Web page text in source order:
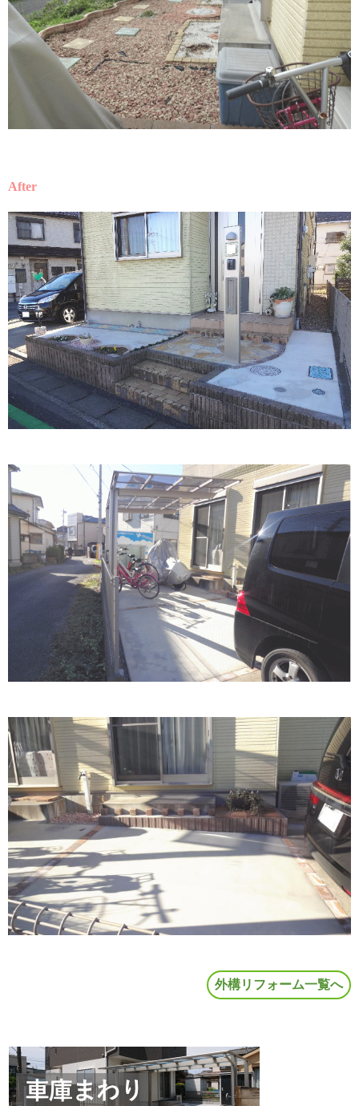
After
外構リフォーム一覧へ